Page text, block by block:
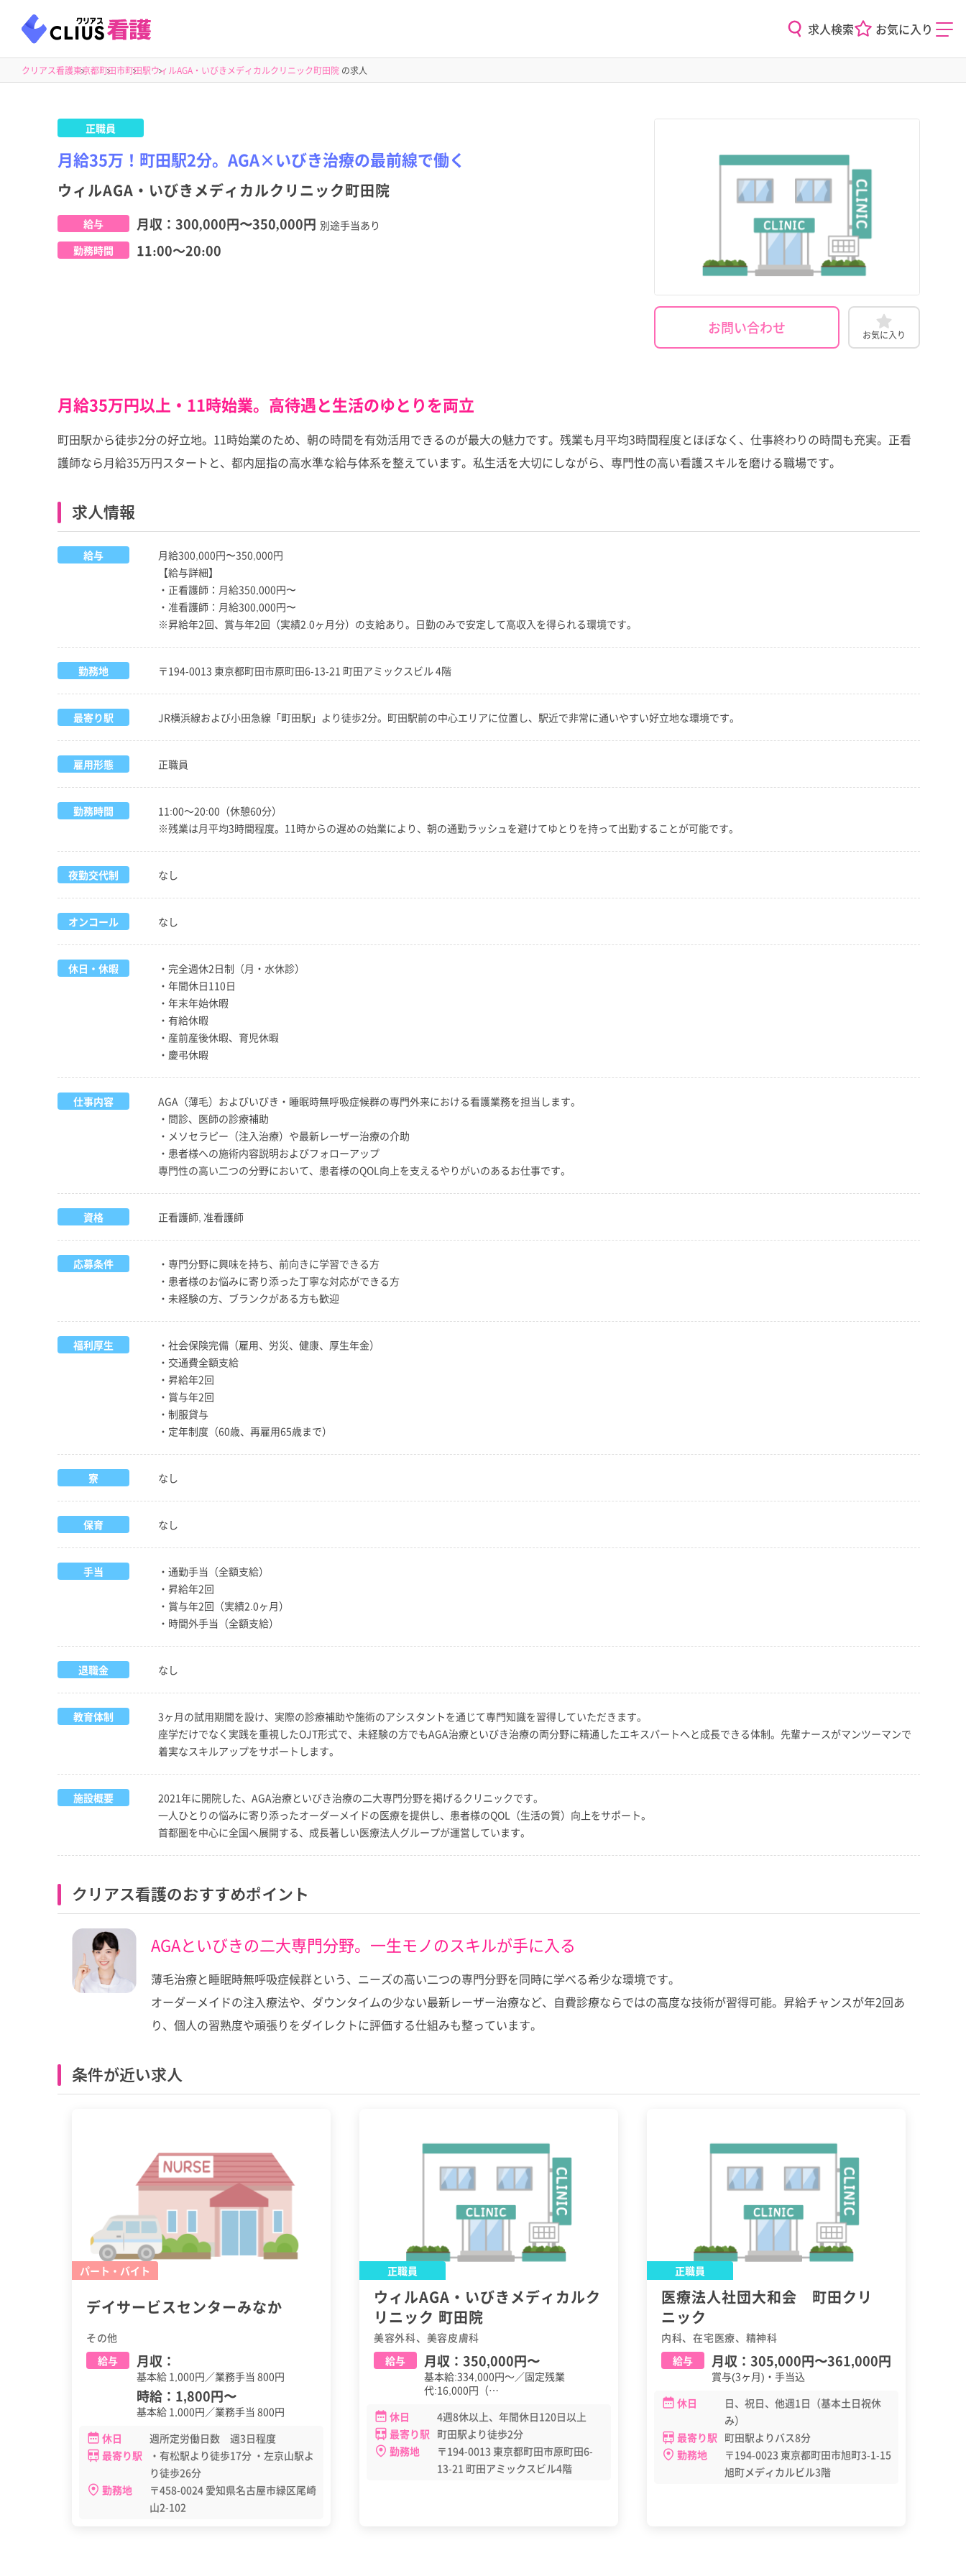
求人検索 お気に入り
クリアス看護東京都町田市町田駅ウィルAGA・いびきメディカルクリニック町田院 の求人
正職員
月給35万！町田駅2分。AGA×いびき治療の最前線で働く
ウィルAGA・いびきメディカルクリニック町田院
お問い合わせ お気に入り
給与 月収： 300,000円〜350,000円 別途手当あり
勤務時間
11:00～20:00
月給35万円以上・11時始業。高待遇と生活のゆとりを両立
町田駅から徒歩2分の好立地。11時始業のため、朝の時間を有効活用できるのが最大の魅力です。残業も月平均3時間程度とほぼなく、仕事終わりの時間も充実。正看
護師なら月給35万円スタートと、都内屈指の高水準な給与体系を整えています。私生活を大切にしながら、専門性の高い看護スキルを磨ける職場です。
求人情報
給与
月給300,000円〜350,000円
【給与詳細】
・正看護師：月給350,000円〜
・准看護師：月給300,000円〜
※昇給年2回、賞与年2回（実績2.0ヶ月分）の支給あり。日勤のみで安定して高収入を得られる環境です。
勤務地 〒194-0013 東京都町田市原町田6-13-21 町田アミックスビル 4階
最寄り駅 JR横浜線および小田急線「町田駅」より徒歩2分。町田駅前の中心エリアに位置し、駅近で非常に通いやすい好立地な環境です。
雇用形態 正職員
勤務時間
11:00～20:00（休憩60分）
※残業は月平均3時間程度。11時からの遅めの始業により、朝の通勤ラッシュを避けてゆとりを持って出勤することが可能です。
夜勤交代制 なし
オンコール なし
休日・休暇
・完全週休2日制（月・水休診）
・年間休日110日
・年末年始休暇
・有給休暇
・産前産後休暇、育児休暇
・慶弔休暇
仕事内容
AGA（薄毛）およびいびき・睡眠時無呼吸症候群の専門外来における看護業務を担当します。
・問診、医師の診療補助
・メソセラピー（注入治療）や最新レーザー治療の介助
・患者様への施術内容説明およびフォローアップ
専門性の高い二つの分野において、患者様のQOL向上を支えるやりがいのあるお仕事です。
資格 正看護師, 准看護師
応募条件
・専門分野に興味を持ち、前向きに学習できる方
・患者様のお悩みに寄り添った丁寧な対応ができる方
・未経験の方、ブランクがある方も歓迎
福利厚生
・社会保険完備（雇用、労災、健康、厚生年金）
・交通費全額支給
・昇給年2回
・賞与年2回
・制服貸与
・定年制度（60歳、再雇用65歳まで）
寮 なし
保育 なし
手当
・通勤手当（全額支給）
・昇給年2回
・賞与年2回（実績2.0ヶ月）
・時間外手当（全額支給）
退職金 なし
教育体制
3ヶ月の試用期間を設け、実際の診療補助や施術のアシスタントを通じて専門知識を習得していただきます。
座学だけでなく実践を重視したOJT形式で、未経験の方でもAGA治療といびき治療の両分野に精通したエキスパートへと成長できる体制。先輩ナースがマンツーマンで
着実なスキルアップをサポートします。
施設概要
2021年に開院した、AGA治療といびき治療の二大専門分野を掲げるクリニックです。
一人ひとりの悩みに寄り添ったオーダーメイドの医療を提供し、患者様のQOL（生活の質）向上をサポート。
首都圏を中心に全国へ展開する、成長著しい医療法人グループが運営しています。
クリアス看護のおすすめポイント
AGAといびきの二大専門分野。一生モノのスキルが手に入る
薄毛治療と睡眠時無呼吸症候群という、ニーズの高い二つの専門分野を同時に学べる希少な環境です。
オーダーメイドの注入療法や、ダウンタイムの少ない最新レーザー治療など、自費診療ならではの高度な技術が習得可能。昇給チャンスが年2回あ
り、個人の習熟度や頑張りをダイレクトに評価する仕組みも整っています。
条件が近い求人
パート・バイト
デイサービスセンターみなか
その他
給与
月収：
基本給 1,000円／業務手当 800円
時給： 1,800円〜
基本給 1,000円／業務手当 800円
休日
週所定労働日数 週3日程度
最寄り駅
・有松駅より徒歩17分 ・左京山駅よ
り徒歩26分
勤務地
〒458-0024 愛知県名古屋市緑区尾崎
山2-102
正職員
ウィルAGA・いびきメディカルク
リニック 町田院
美容外科、美容皮膚科
給与
月収： 350,000円〜
基本給:334,000円～／固定残業
代:16,000円（…
休日
4週8休以上、年間休日120日以上
最寄り駅 町田駅より徒歩2分
勤務地
〒194-0013 東京都町田市原町田6-
13-21 町田アミックスビル4階
正職員
医療法人社団大和会 町田クリ
ニック
内科、在宅医療、精神科
給与
月収： 305,000円〜361,000円
賞与(3ヶ月)・手当込
休日
日、祝日、他週1日（基本土日祝休
み）
最寄り駅 町田駅よりバス8分
勤務地
〒194-0023 東京都町田市旭町3-1-15
旭町メディカルビル3階